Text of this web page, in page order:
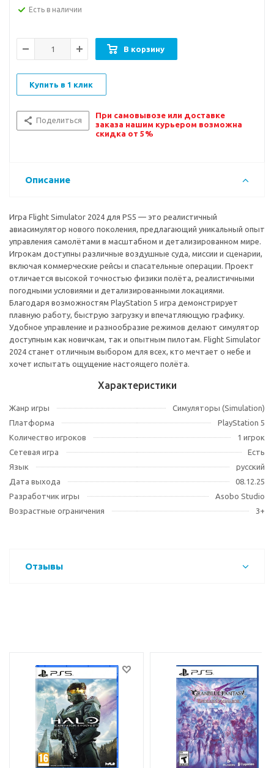
Есть в наличии
В корзину
Купить в 1 клик
Поделиться
При самовывозе или доставке
заказа нашим курьером возможна
скидка от 5%
Описание
Игра Flight Simulator 2024 для PS5 — это реалистичный
авиасимулятор нового поколения, предлагающий уникальный опыт
управления самолётами в масштабном и детализированном мире.
Игрокам доступны различные воздушные суда, миссии и сценарии,
включая коммерческие рейсы и спасательные операции. Проект
отличается высокой точностью физики полёта, реалистичными
погодными условиями и детализированными локациями.
Благодаря возможностям PlayStation 5 игра демонстрирует
плавную работу, быструю загрузку и впечатляющую графику.
Удобное управление и разнообразие режимов делают симулятор
доступным как новичкам, так и опытным пилотам. Flight Simulator
2024 станет отличным выбором для всех, кто мечтает о небе и
хочет испытать ощущение настоящего полёта.
Характеристики
Жанр игры
Симуляторы (Simulation)
Платформа
PlayStation 5
Количество игроков
1 игрок
Сетевая игра
Есть
Язык
русский
Дата выхода
08.12.25
Разработчик игры
Asobo Studio
Возрастные ограничения
3+
Отзывы